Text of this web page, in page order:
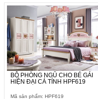
BỘ PHÒNG NGỦ CHO BÉ GÁI
HIỆN ĐẠI CÁ TÍNH HPF619
Mã sản phẩm: HPF619